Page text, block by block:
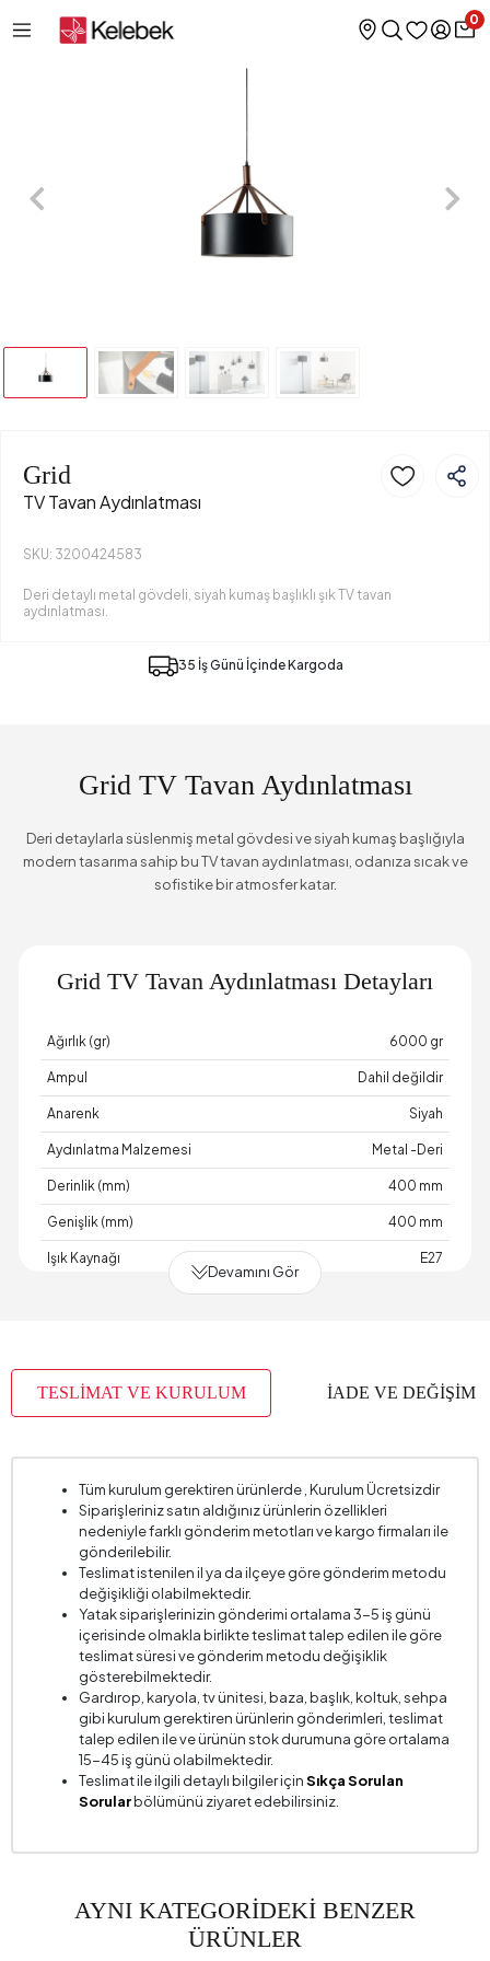
0
Grid
TV Tavan Aydınlatması
SKU: 3200424583
Deri detaylı metal gövdeli, siyah kumaş başlıklı şık TV tavan
aydınlatması.
35 İş Günü İçinde Kargoda
Grid TV Tavan Aydınlatması
Deri detaylarla süslenmiş metal gövdesi ve siyah kumaş başlığıyla
modern tasarıma sahip bu TV tavan aydınlatması, odanıza sıcak ve
sofistike bir atmosfer katar.
Grid TV Tavan Aydınlatması Detayları
Ağırlık (gr) 6000 gr
Ampul Dahil değildir
Anarenk Siyah
Aydınlatma Malzemesi Metal -Deri
Derinlik (mm) 400 mm
Genişlik (mm) 400 mm
Işık Kaynağı E27
Maksimum Ampul Bilgisi
Üretim Yeri
Yükseklik (mm) 2000 mm
Devamını Gör
TESLİMAT VE KURULUM İADE VE DEĞİŞİM
Tüm kurulum gerektiren ürünlerde , Kurulum Ücretsizdir
Siparişleriniz satın aldığınız ürünlerin özellikleri
nedeniyle farklı gönderim metotları ve kargo firmaları ile
gönderilebilir.
Teslimat istenilen il ya da ilçeye göre gönderim metodu
değişikliği olabilmektedir.
Yatak siparişlerinizin gönderimi ortalama 3-5 iş günü
içerisinde olmakla birlikte teslimat talep edilen ile göre
teslimat süresi ve gönderim metodu değişiklik
gösterebilmektedir.
Gardırop, karyola, tv ünitesi, baza, başlık, koltuk, sehpa
gibi kurulum gerektiren ürünlerin gönderimleri, teslimat
talep edilen ile ve ürünün stok durumuna göre ortalama
15-45 iş günü olabilmektedir.
Teslimat ile ilgili detaylı bilgiler içinSıkça Sorulan
Sorularbölümünü ziyaret edebilirsiniz.
AYNI KATEGORİDEKİ BENZER
ÜRÜNLER